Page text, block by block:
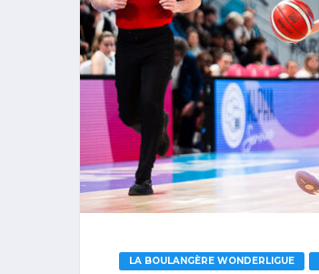
LA BOULANGÈRE WONDERLIGUE